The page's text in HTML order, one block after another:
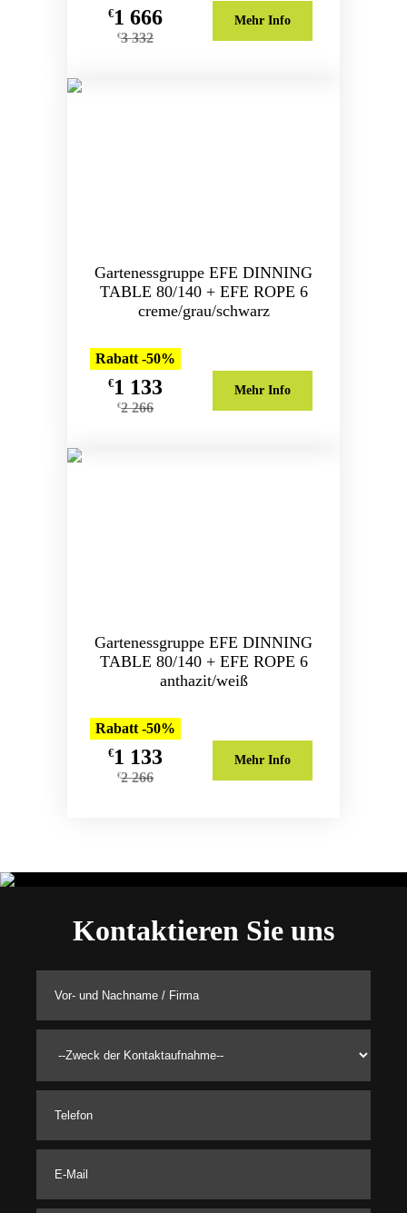
€1 666
€3 332
Mehr Info
Gartenessgruppe EFE DINNING
TABLE 80/140 + EFE ROPE 6
creme/grau/schwarz
Rabatt -50%
€1 133
€2 266
Mehr Info
Gartenessgruppe EFE DINNING
TABLE 80/140 + EFE ROPE 6
anthazit/weiß
Rabatt -50%
€1 133
€2 266
Mehr Info
Kontaktieren Sie uns